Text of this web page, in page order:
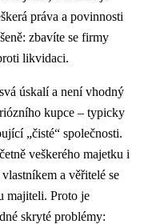
práva a povinnosti
zbavíte se firmy
likvidaci.
úskalí a není vhodný
kupce – typicky
„čisté“ společnosti.
veškerého majetku i
a věřitelé se
majiteli. Proto je
skryté problémy: